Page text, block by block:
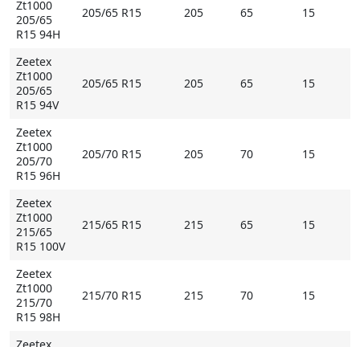
Zt1000
205/65
R15 94H
205/65 R15 205 65 15
Zeetex
Zt1000
205/65
R15 94V
205/65 R15 205 65 15
Zeetex
Zt1000
205/70
R15 96H
205/70 R15 205 70 15
Zeetex
Zt1000
215/65
R15 100V
215/65 R15 215 65 15
Zeetex
Zt1000
215/70
R15 98H
215/70 R15 215 70 15